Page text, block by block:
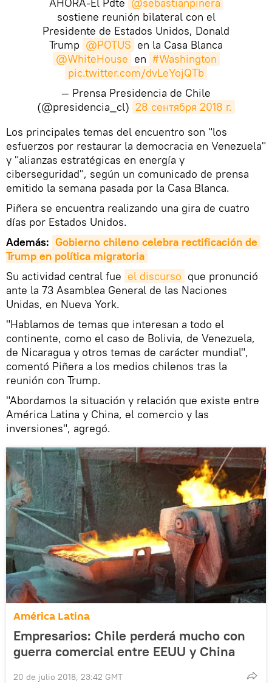
sostiene reunión bilateral con el
Presidente de Estados Unidos, Donald
Trump @POTUS en la Casa Blanca
@WhiteHouse en #Washington
pic.twitter.com/dvLeYojQTb
— Prensa Presidencia de Chile
(@presidencia_cl) 28 сентября 2018 г.
Los principales temas del encuentro son "los
esfuerzos por restaurar la democracia en Venezuela"
y "alianzas estratégicas en energía y
ciberseguridad", según un comunicado de prensa
emitido la semana pasada por la Casa Blanca.
Piñera se encuentra realizando una gira de cuatro
días por Estados Unidos.
Además: Gobierno chileno celebra rectificación de
Trump en política migratoria
Su actividad central fue el discurso que pronunció
ante la 73 Asamblea General de las Naciones
Unidas, en Nueva York.
"Hablamos de temas que interesan a todo el
continente, como el caso de Bolivia, de Venezuela,
de Nicaragua y otros temas de carácter mundial",
comentó Piñera a los medios chilenos tras la
reunión con Trump.
"Abordamos la situación y relación que existe entre
América Latina y China, el comercio y las
inversiones", agregó.
América Latina
Empresarios: Chile perderá mucho con
guerra comercial entre EEUU y China
20 de julio 2018, 23:42 GMT